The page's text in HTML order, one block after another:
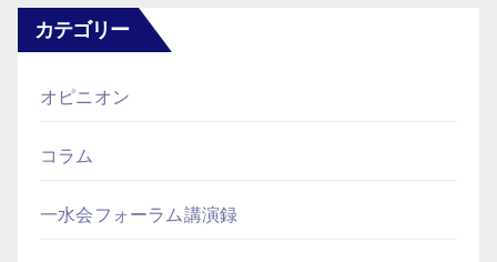
カテゴリー
オピニオン
コラム
一水会フォーラム講演録